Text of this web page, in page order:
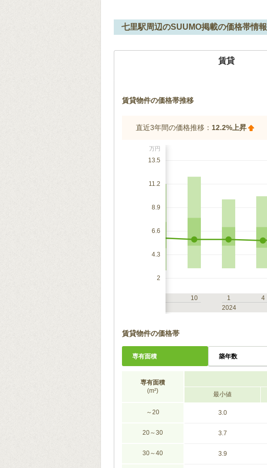
七里駅周辺のSUUMO掲載の価格帯情報
賃貸
賃貸物件の価格帯推移
直近3年間の価格推移： 12.2%上昇
万円
13.5
11.2
8.9
6.6
4.3
2
10
1 4
2024
賃貸物件の価格帯
専有面積 築年数
専有面積
(m²)
最小値
～20 3.0
20～30 3.7
30～40 3.9